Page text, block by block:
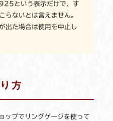
925という表示だけで、す
らないとは言えません。
出た場合は使用を中止し
方
ップでリングゲージを使って